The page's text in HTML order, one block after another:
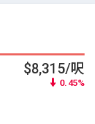
$8,315/呎
0.45%